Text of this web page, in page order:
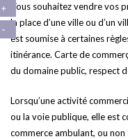
Vous souhaitez vendre vos
la place d’une ville ou d’un
est soumise à certaines
itinérance. Carte de
du domaine public, respect
Lorsqu’une activité
ou la voie publique, elle est
commerce ambulant, ou non